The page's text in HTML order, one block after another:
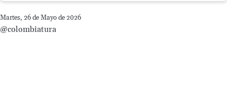
Martes, 26 de Mayo de 2026
@colombiatura